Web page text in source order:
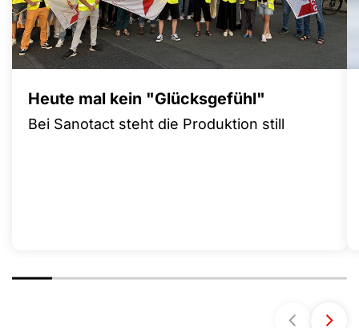
Heute mal kein "Glücksgefühl"
Bei Sanotact steht die Produktion still